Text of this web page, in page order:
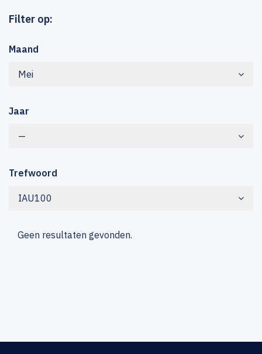
Filter op:
Maand
Mei
Jaar
—
Trefwoord
IAU100
Geen resultaten gevonden.